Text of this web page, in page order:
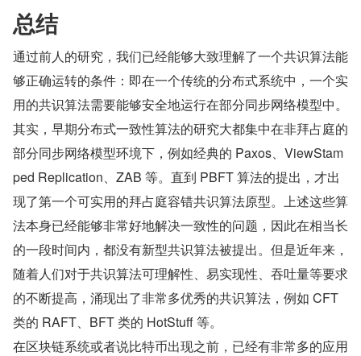
总结
通过前人的研究，我们已经能够大致理解了一个共识算法能
够正确运转的条件：即在一个传统的分布式系统中，一个实
用的共识算法需要能够安全地运行在部分同步网络模型中。
其实，早期分布式一致性算法的研究大都集中在非拜占庭的
部分同步网络模型环境下，例如经典的 Paxos、ViewStam
ped Replication、ZAB 等。直到 PBFT 算法的提出，才出
现了第一个可实用的拜占庭容错共识算法原型。上述这些算
法本身已经能够非常好地解决一致性的问题，因此在相当长
的一段时间内，都没有新型共识算法被提出。但是近年来，
随着人们对于共识算法可理解性、易实现性、吞吐量等要求
的不断提高，涌现出了非常多优秀的共识算法，例如 CFT
类的 RAFT、BFT 类的 HotStuff 等。
在区块链系统或者说比特币出现之前，已经有非常多的应用